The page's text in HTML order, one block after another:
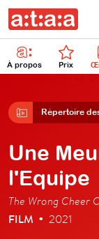
À propos Prix
Répertoire
Une
l'Equipe
The Wrong Cheer
FILM • 2021